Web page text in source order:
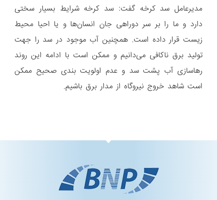
مدیرعامل سد کرخه گفت: سد کرخه شرایط بسیار سختی
دارد و ما را بر سر دوراهی جان انسان‌ها و یا احیا محیط
زیست قرار داده است. همچنین آب موجود در سد را جهت
تولید برق ناکافی می‌دانیم و ممکن است با ادامه این روند
رهاسازی آب پشت سد و عدم اولویت بندی صحیح ممکن
است شاهد خروج نیروگاه از مدار برق باشیم.